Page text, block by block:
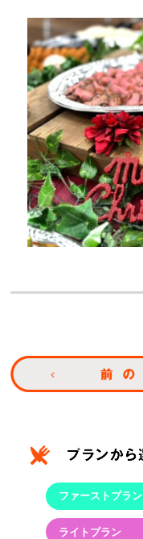
ファーストプラン
ライトプラン